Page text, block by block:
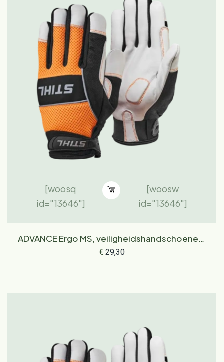
[woosq
id="13646"]
[woosw
id="13646"]
ADVANCE Ergo MS, veiligheidshandschoenen,
maat L
€29,30